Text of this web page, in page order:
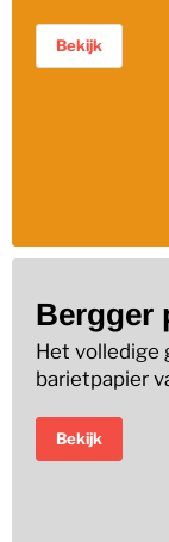
Bekijk
Bergger
Het volledige
barietpapier
Bekijk